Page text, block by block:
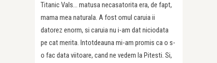
Titanic Vals… matusa necasatorita era, de fapt,
mama mea naturala. A fost omul caruia ii
datorez enorm, si caruia nu i-am dat niciodata
pe cat merita. Intotdeauna mi-am promis ca o s-
o fac data viitoare, cand ne vedem la Pitesti. Si,